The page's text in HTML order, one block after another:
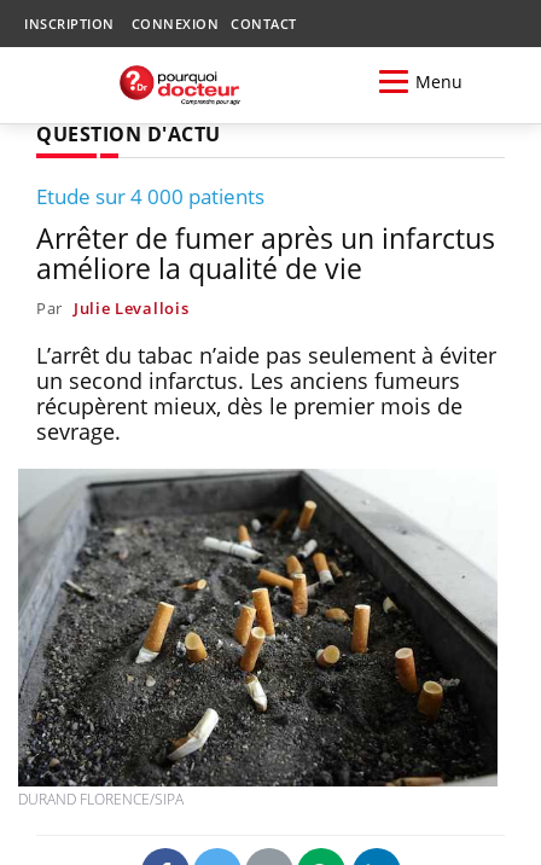
INSCRIPTION CONNEXION CONTACT
Menu
QUESTION D'ACTU
Etude sur 4 000 patients
Arrêter de fumer après un infarctus
améliore la qualité de vie
Par Julie Levallois
L’arrêt du tabac n’aide pas seulement à éviter
un second infarctus. Les anciens fumeurs
récupèrent mieux, dès le premier mois de
sevrage.
DURAND FLORENCE/SIPA